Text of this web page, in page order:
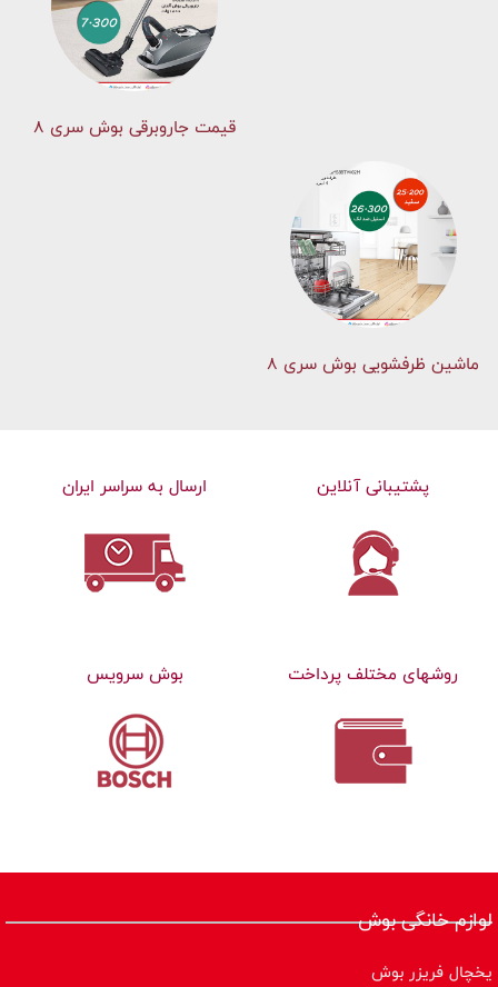
قیمت جاروبرقی بوش سری ۸
ماشین ظرفشویی بوش سری 8
پشتیبانی آنلاین ارسال به سراسر ایران
روشهای مختلف پرداخت بوش سرویس
لوازم خانگی بوش
یخچال فریزر بوش